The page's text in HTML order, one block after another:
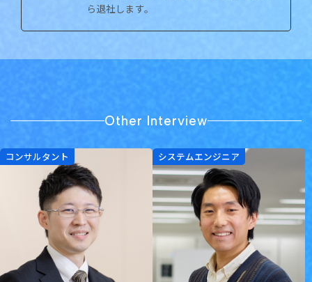
ら退社します。
Other Interview
コンサルタント システムエンジニア